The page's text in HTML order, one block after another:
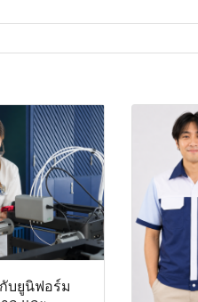
บยูนิฟอร์ม